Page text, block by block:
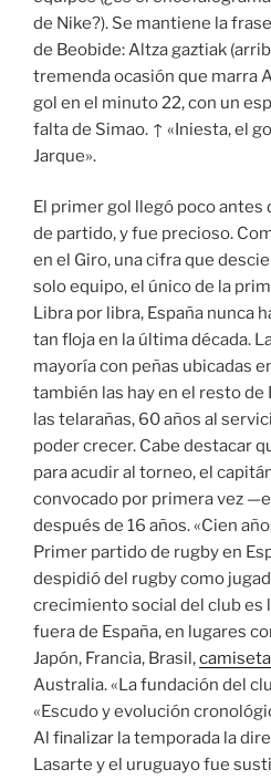
de Nike?). Se mantiene la
de Beobide: Altza gaztiak
tremenda ocasión que marra
gol en el minuto 22, con un
falta de Simao. ↑ «Iniesta, el
Jarque».
El primer gol llegó poco antes
de partido, y fue precioso.
en el Giro, una cifra que
solo equipo, el único de la
Libra por libra, España nunca
tan floja en la última década.
mayoría con peñas ubicadas
también las hay en el resto de
las telarañas, 60 años al
poder crecer. Cabe destacar
para acudir al torneo, el
convocado por primera vez
después de 16 años. «Cien
Primer partido de rugby en
despidió del rugby como
crecimiento social del club es
fuera de España, en lugares
Japón, Francia, Brasil,
Australia. «La fundación del
«Escudo y evolución
Al finalizar la temporada la
Lasarte y el uruguayo fue